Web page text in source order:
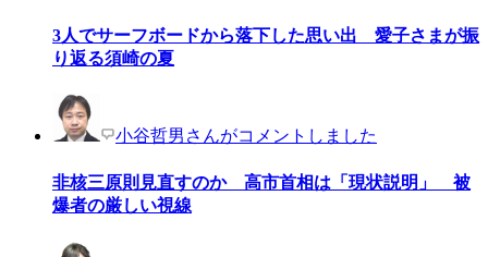
3人でサーフボードから落下した思い出 愛子さまが振
り返る須崎の夏
小谷哲男さんがコメントしました
非核三原則見直すのか 高市首相は「現状説明」 被
爆者の厳しい視線